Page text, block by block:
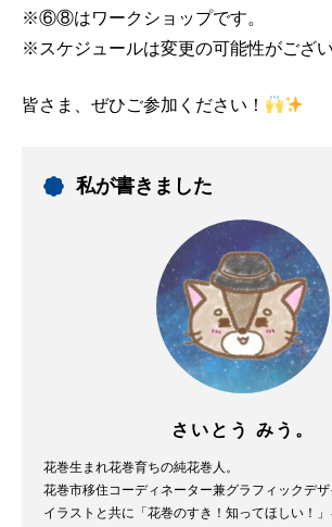
※⑥⑧はワークショップです。
※スケジュールは変更の可能性がござい
皆さま、ぜひご参加ください！
私が書きました
さいとう みう。
花巻生まれ花巻育ちの純花巻人。
花巻市移住コーディネーター兼グラフィックデザ
イラストと共に「花巻のすき！知ってほしい！